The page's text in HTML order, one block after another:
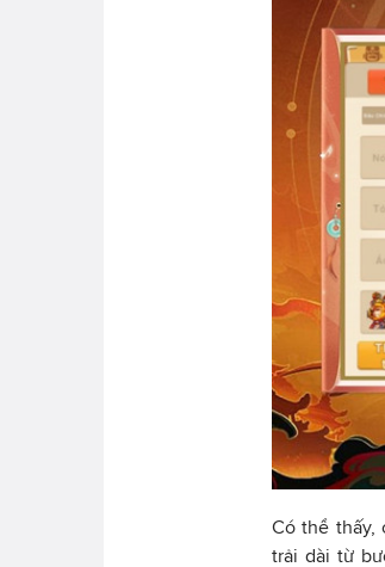
Có thể thấy,
trải dài từ